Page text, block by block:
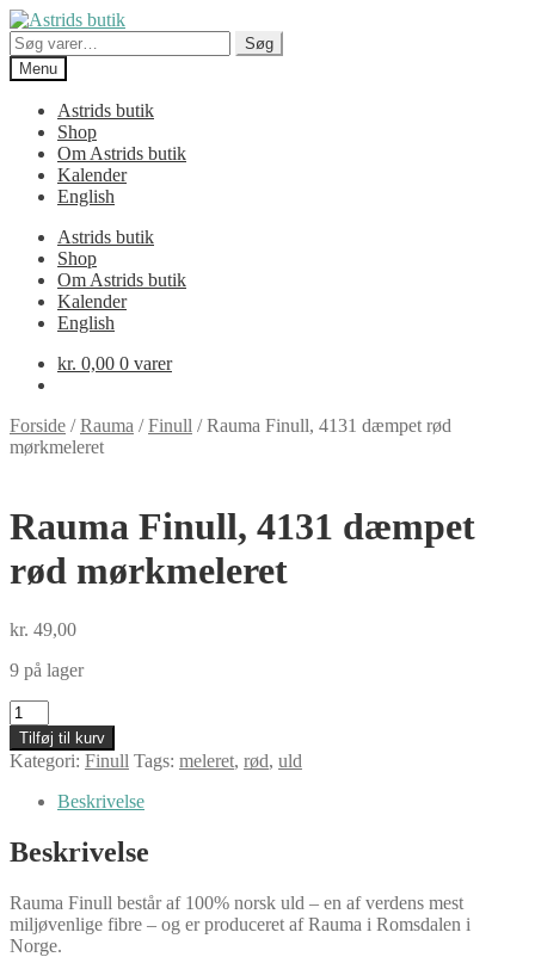
Spring
til
navigation
Spring
til
indhold
Søg
efter:
Søg
Menu
Astrids butik
Shop
Om Astrids butik
Kalender
English
Astrids butik
Shop
Om Astrids butik
Kalender
English
kr. 0,00 0 varer
Forside /Rauma /Finull /Rauma Finull, 4131 dæmpet rød
mørkmeleret
Rauma Finull, 4131 dæmpet
rød mørkmeleret
kr. 49,00
9 på lager
Rauma
Finull,
4131
dæmpet
mørkmeleret
antal
Tilføj til kurv
Kategori: Finull Tags: meleret, rød, uld
Beskrivelse
Beskrivelse
Rauma Finull består af 100% norsk uld – en af verdens mest
miljøvenlige fibre – og er produceret af Rauma i Romsdalen i
Norge.